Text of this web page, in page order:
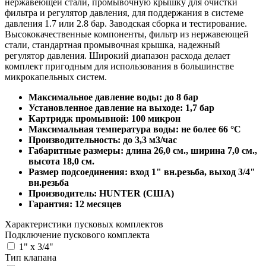
фильтра и регулятор давления, для поддержания в системе
давления 1.7 или 2.8 бар. Заводская сборка и тестирование.
Высококачественные компоненты, фильтр из нержавеющей
стали, стандартная промывочная крышка, надежный
регулятор давления. Широкий диапазон расхода делает
комплект пригодным для использования в большинстве
микрокапельных систем.
Максимальное давление воды: до 8 бар
Установленное давление на выходе: 1,7 бар
Картридж промывной: 100 микрон
Максимальная температура воды: не более 66 °С
Производительность: до 3,3 м3/час
Габаритные размеры: длина 26,0 см., ширина 7,0 см.,
высота 18,0 см.
Размер подсоединения: вход 1" вн.резьба, выход 3/4"
вн.резьба
Производитель: HUNTER (США)
Гарантия: 12 месяцев
Характеристики пусковых комплектов
Подключение пускового комплекта
1" x 3/4"
Тип клапана